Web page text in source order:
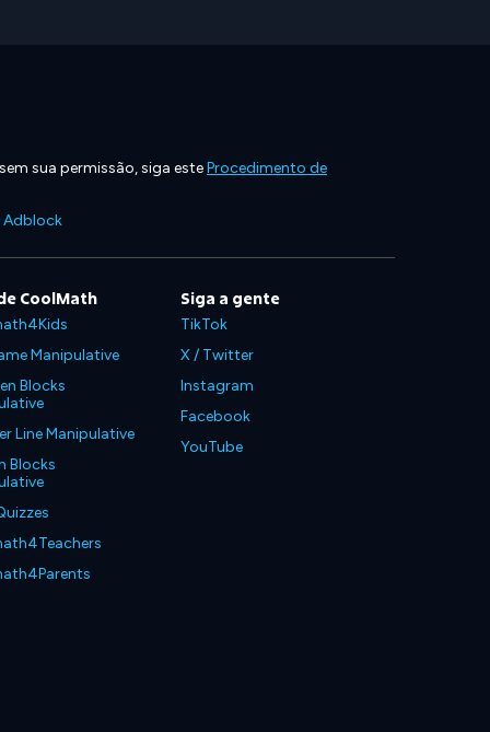
sua permissão, siga esteProcedimento de
Adblock
CoolMath
Manipulative
Blocks
Line Manipulative
Blocks
Siga a gente
TikTok
X / Twitter
Instagram
Facebook
YouTube